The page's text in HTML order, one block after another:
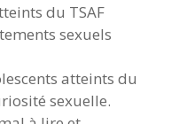
du TSAF
sexuels
atteints du
sexuelle.